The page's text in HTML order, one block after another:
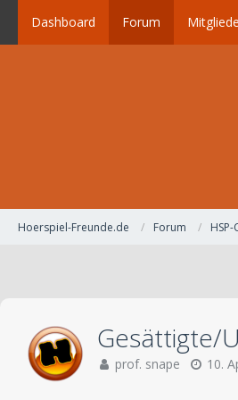
Dashboard Forum
Hoerspiel-Freunde.de Forum
Gesättigte/
prof. snape 10.